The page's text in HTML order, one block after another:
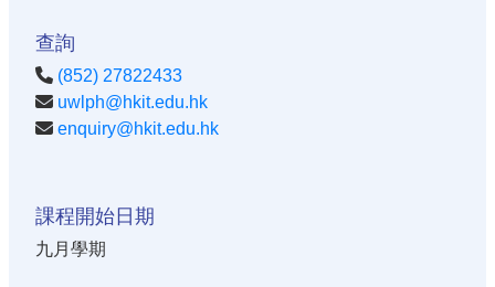
查詢
(852) 27822433
uwlph@hkit.edu.hk
enquiry@hkit.edu.hk
課程開始日期
九月學期